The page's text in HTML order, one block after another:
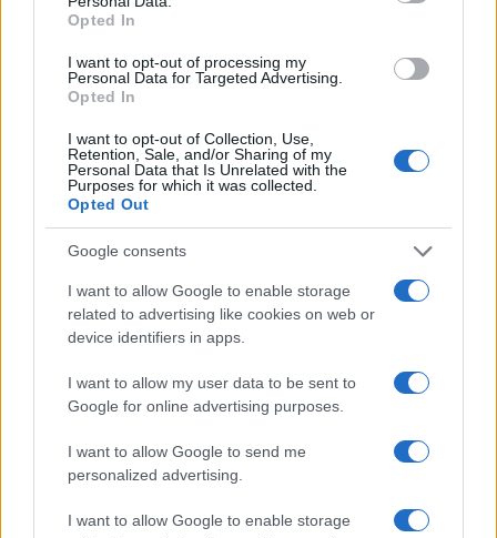
Opted In
I want to opt-out of processing my
Personal Data for Targeted Advertising.
Opted In
I want to opt-out of Collection, Use,
Retention, Sale, and/or Sharing of my
Personal Data that Is Unrelated with the
Purposes for which it was collected.
Opted Out
Google consents
I want to allow Google to enable storage
related to advertising like cookies on web or
device identifiers in apps.
I want to allow my user data to be sent to
Google for online advertising purposes.
I want to allow Google to send me
personalized advertising.
I want to allow Google to enable storage
C’è poiun tema di principio
contratto, non una proprietà piena ed è dunque
legittimo che preveda condizioni d’uso, comprese
del tifoso — decidere se andare o meno alla
partita — non dovrebbe essere sacrificata
sull’altare di un problema che riguarda una
minoranza di speculatori.
Ivan Mazzoletti, 6 agosto 2026